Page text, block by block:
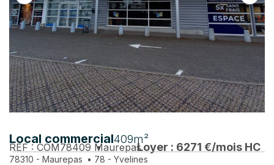
Local commercial409m²
REF : COM78409 MaurepasLoyer : 6271 €/mois HC
78310 - Maurepas • 78 - Yvelines